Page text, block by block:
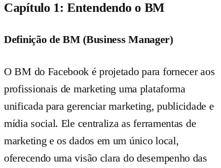
Capítulo 1: Entendendo o BM
Definição de BM (Business Manager)
O BM do Facebook é projetado para fornecer aos
profissionais de marketing uma plataforma
unificada para gerenciar marketing, publicidade e
mídia social. Ele centraliza as ferramentas de
marketing e os dados em um único local,
oferecendo uma visão clara do desempenho das